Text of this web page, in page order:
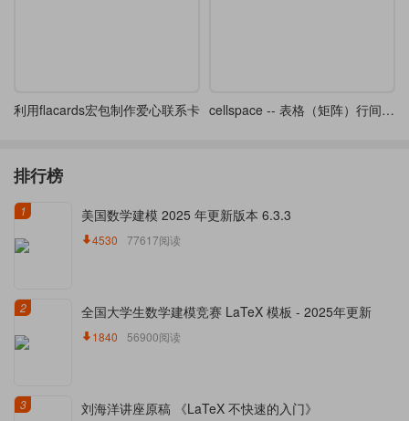
利用flacards宏包制作爱心联系卡 cellspace -- 表格（矩阵）行间距增大宏包译介
排行榜
1 美国数学建模 2025 年更新版本 6.3.3
4530 77617阅读
2 全国大学生数学建模竞赛 LaTeX 模板 - 2025年更新
1840 56900阅读
3 刘海洋讲座原稿 《LaTeX 不快速的入门》